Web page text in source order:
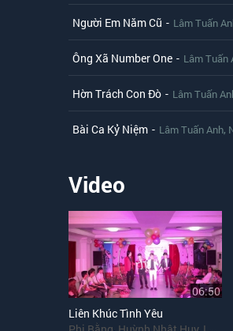
Người Em Năm Cũ - Lâm Tuấn
Ông Xã Number One - Lâm Tuấn
Hờn Trách Con Đò - Lâm Tuấn
Bài Ca Kỷ Niệm - Lâm Tuấn Anh,
Video
06:50
Liên Khúc Tình Yêu